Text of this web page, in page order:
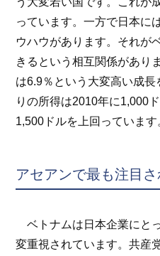
っています。一方で日本に
ウハウがあります。それが
きるという相互関係があり
は6.9％という大変高い成
りの所得は2010年に1,000
1,500ドルを上回っています
アセアンで最も注目
ベトナムは日本企業にと
変重視されています。共産